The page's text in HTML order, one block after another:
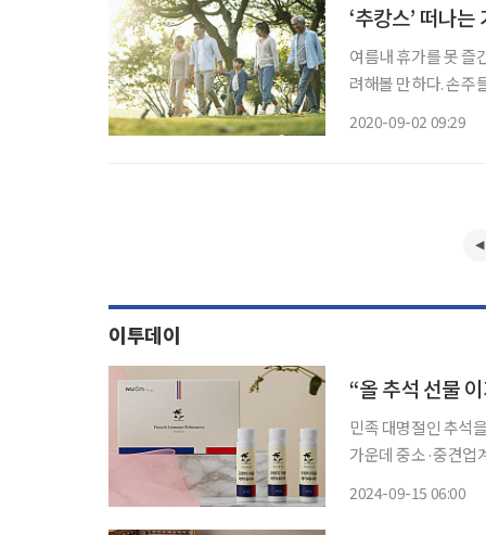
‘추캉스’ 떠나
여름내 휴가를 못 즐
려해볼 만하다. 손주
2020-09-02 09:29
이투데이
“올 추석 선물
민족 대명절인 추석
가운데 중소·중견업
2024-09-15 06:00